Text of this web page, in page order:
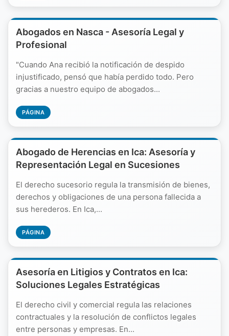
Abogados en Nasca - Asesoría Legal y
Profesional
"Cuando Ana recibió la notificación de despido
injustificado, pensó que había perdido todo. Pero
gracias a nuestro equipo de abogados...
PÁGINA
Abogado de Herencias en Ica: Asesoría y
Representación Legal en Sucesiones
El derecho sucesorio regula la transmisión de bienes,
derechos y obligaciones de una persona fallecida a
sus herederos. En Ica,...
PÁGINA
Asesoría en Litigios y Contratos en Ica:
Soluciones Legales Estratégicas
El derecho civil y comercial regula las relaciones
contractuales y la resolución de conflictos legales
entre personas y empresas. En...